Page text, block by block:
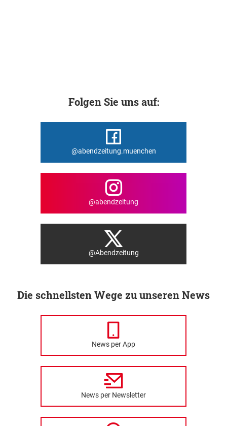
Folgen Sie uns auf:
@abendzeitung.muenchen
@abendzeitung
@Abendzeitung
Die schnellsten Wege zu unseren News
News per App
News per Newsletter